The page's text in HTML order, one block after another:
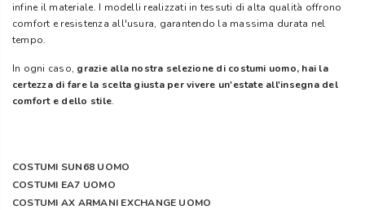
infine il materiale. I modelli realizzati in tessuti di alta qualità offrono
comfort e resistenza all'usura, garantendo la massima durata nel
tempo.
In ogni caso, grazie alla nostra selezione di costumi uomo, hai la
certezza di fare la scelta giusta per vivere un'estate all'insegna del
comfort e dello stile.
COSTUMI SUN68 UOMO
COSTUMI EA7 UOMO
COSTUMI AX ARMANI EXCHANGE UOMO